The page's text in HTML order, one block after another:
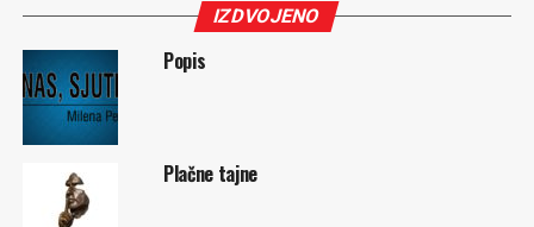
IZDVOJENO
Popis
Plačne tajne